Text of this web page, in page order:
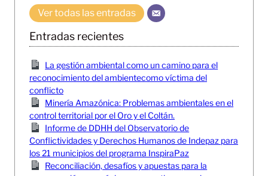
Ver todas las entradas
Entradas recientes
La gestión ambiental como un camino para el
reconocimiento del ambientecomo víctima del
conflicto
Minería Amazónica: Problemas ambientales en el
control territorial por el Oro y el Coltán.
Informe de DDHH del Observatorio de
Conflictividades y Derechos Humanos de Indepaz para
los 21 municipios del programa InspiraPaz
Reconciliación, desafíos y apuestas para la